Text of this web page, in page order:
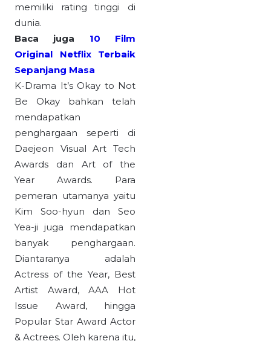
memiliki rating tinggi di
dunia.
Baca juga 10 Film
Original Netflix Terbaik
Sepanjang Masa
K-Drama It’s Okay to Not
Be Okay bahkan telah
mendapatkan
penghargaan seperti di
Daejeon Visual Art Tech
Awards dan Art of the
Year Awards. Para
pemeran utamanya yaitu
Kim Soo-hyun dan Seo
Yea-ji juga mendapatkan
banyak penghargaan.
Diantaranya adalah
Actress of the Year, Best
Artist Award, AAA Hot
Issue Award, hingga
Popular Star Award Actor
& Actrees. Oleh karena itu,